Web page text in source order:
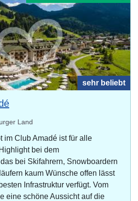
sehr beliebt
Land
im Club Amadé ist für alle
bei dem
bei Skifahrern, Snowboardern
kaum Wünsche offen lässt
Infrastruktur verfügt. Vom
eine schöne Aussicht auf die